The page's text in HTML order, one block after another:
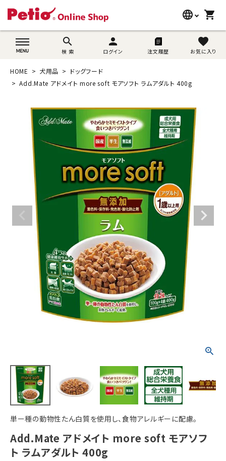
language
wovn-lang-name
shopping_cart
search
検 索
person
ログイン 注文履歴
favorite
お気に入り
search
猫用品
うさぎ用品
ブランド別に探す
SNS
ご利用案内
ACCOUNT MENU
ようこそ ゲスト 様
ログイン person 新規会員登録
HOME 犬用品
ドッグフード
Add.Mate アドメイト more soft モアソフト ラムアダルト 400g
単ー種の動物性たん白質を使用し、食物アレルギーに配慮。
Add.Mate アドメイト more soft モアソフ
ト ラムアダルト 400g